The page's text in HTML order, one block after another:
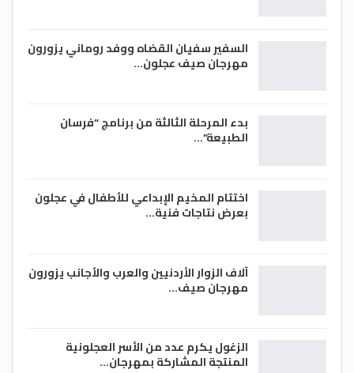
السفير سفيان القضاه ووفد روماني يزورون
مهرجان صيف عجلون…
بدء المرحلة الثالثة من برنامج “فرسان
الطبيعة”…
اختتام المخيم الإبداعي للأطفال في عجلون
بعرض نتاجات فنية…
آلاف الزوار الأردنيين والعرب والأجانب يزورون
مهرجان صيف…
الزغول يكرم عدد من الأسر العجلونية
المنتجة المشاركة بمهرجان…